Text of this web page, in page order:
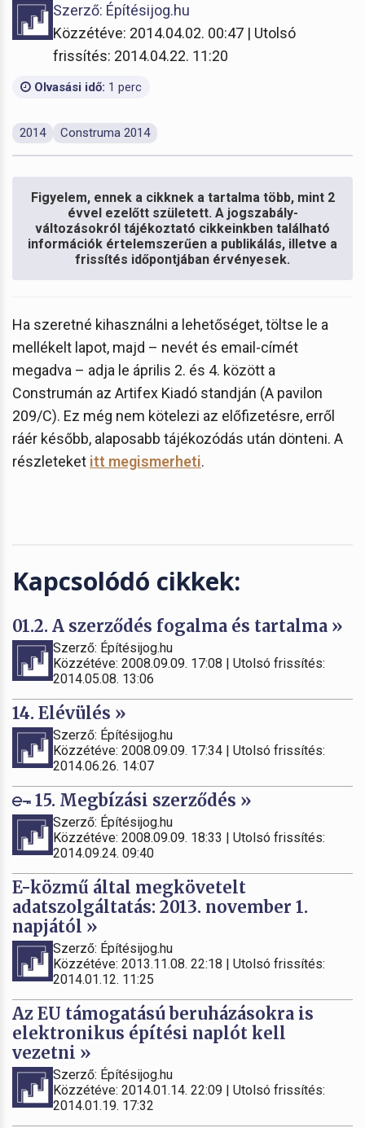
Szerző: Építésijog.hu
Közzétéve: 2014.04.02. 00:47 | Utolsó
frissítés: 2014.04.22. 11:20
Olvasási idő: 1 perc
2014 Construma 2014
Figyelem, ennek a cikknek a tartalma több, mint 2
évvel ezelőtt született. A jogszabály-
változásokról tájékoztató cikkeinkben található
információk értelemszerűen a publikálás, illetve a
frissítés időpontjában érvényesek.
Ha szeretné kihasználni a lehetőséget, töltse le a
mellékelt lapot, majd – nevét és email-címét
megadva – adja le április 2. és 4. között a
Construmán az Artifex Kiadó standján (A pavilon
209/C). Ez még nem kötelezi az előfizetésre, erről
ráér később, alaposabb tájékozódás után dönteni. A
részleteket itt megismerheti.
Kapcsolódó cikkek:
01.2. A szerződés fogalma és tartalma »
Szerző: Építésijog.hu
Közzétéve: 2008.09.09. 17:08 | Utolsó frissítés:
2014.05.08. 13:06
14. Elévülés »
Szerző: Építésijog.hu
Közzétéve: 2008.09.09. 17:34 | Utolsó frissítés:
2014.06.26. 14:07
15. Megbízási szerződés »
Szerző: Építésijog.hu
Közzétéve: 2008.09.09. 18:33 | Utolsó frissítés:
2014.09.24. 09:40
E-közmű által megkövetelt
adatszolgáltatás: 2013. november 1.
napjától »
Szerző: Építésijog.hu
Közzétéve: 2013.11.08. 22:18 | Utolsó frissítés:
2014.01.12. 11:25
Az EU támogatású beruházásokra is
elektronikus építési naplót kell
vezetni »
Szerző: Építésijog.hu
Közzétéve: 2014.01.14. 22:09 | Utolsó frissítés:
2014.01.19. 17:32